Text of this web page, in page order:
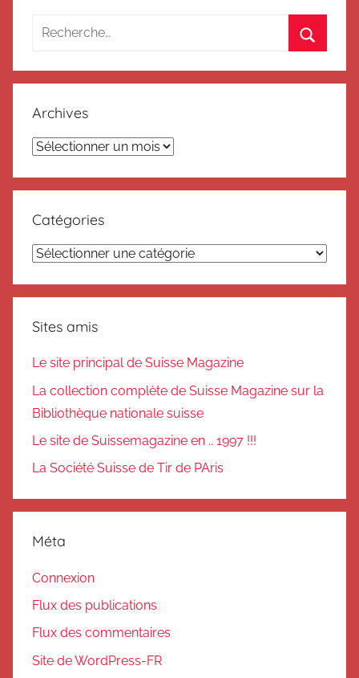
Recherche
:
Archives
Archives
Catégories
Catégories
Sites amis
Le site principal de Suisse Magazine
La collection complète de Suisse Magazine sur la
Bibliothèque nationale suisse
Le site de Suissemagazine en .. 1997 !!!
La Société Suisse de Tir de PAris
Méta
Connexion
Flux des publications
Flux des commentaires
Site de WordPress-FR